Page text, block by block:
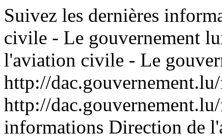
Suivez les dernières
civile - Le gouvernement
l'aviation civile - Le
http://
http://
informations Direction de